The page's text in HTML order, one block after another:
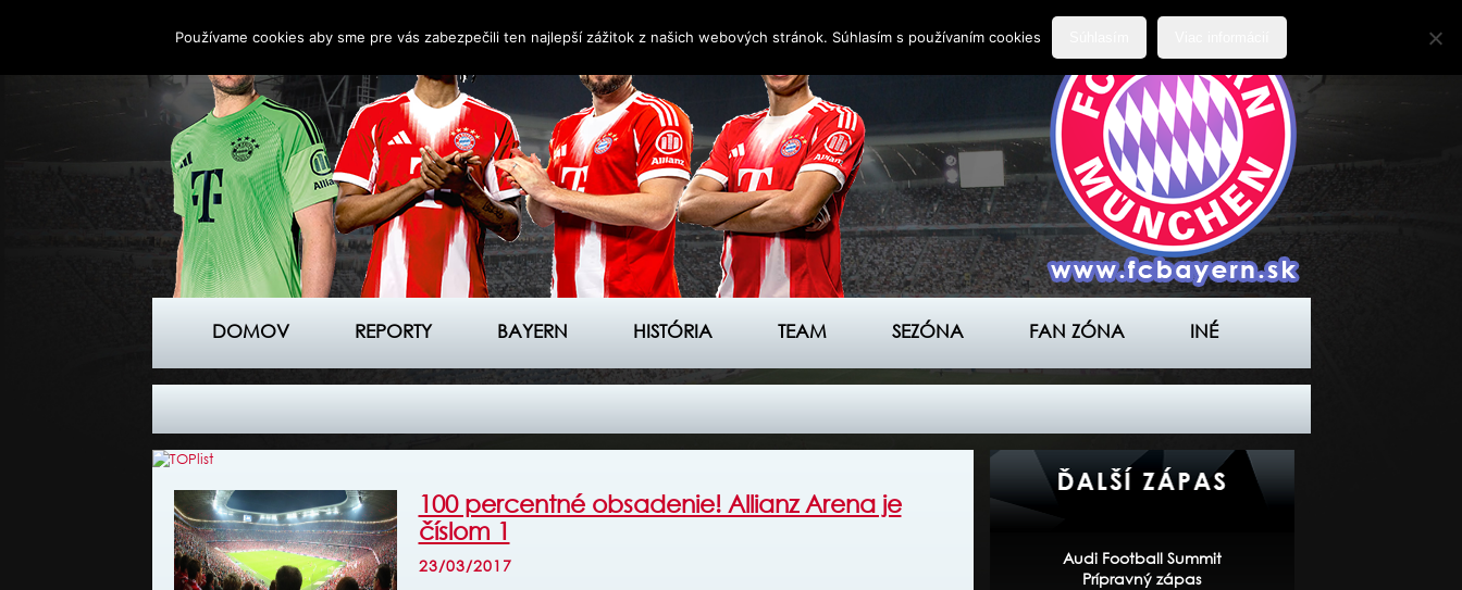
DOMOV REPORTY BAYERN HISTÓRIA TEAM SEZÓNA FAN ZÓNA INÉ
100 percentné obsadenie! Allianz Arena je
číslom 1
23/03/2017
Audi Football Summit
Prípravný zápas
Používame cookies aby sme pre vás zabezpečili ten najlepší zážitok z našich webových stránok. Súhlasím s používaním cookies